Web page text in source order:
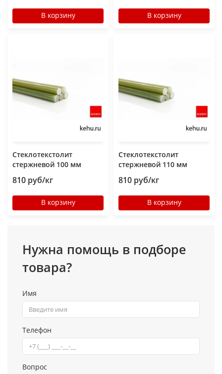
В корзину В корзину
Стеклотекстолит
стержневой 100 мм
810 руб/кг
В корзину
Стеклотекстолит
стержневой 110 мм
810 руб/кг
В корзину
Нужна помощь в подборе
товара?
Имя
Телефон
Вопрос